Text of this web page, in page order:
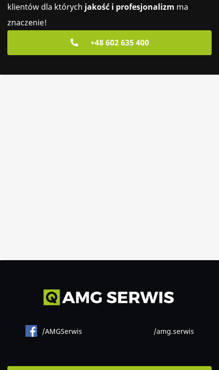
klientów dla których jakość i profesjonalizm ma
znaczenie!
+48 602 635 400
/AMGSerwis /amg.serwis